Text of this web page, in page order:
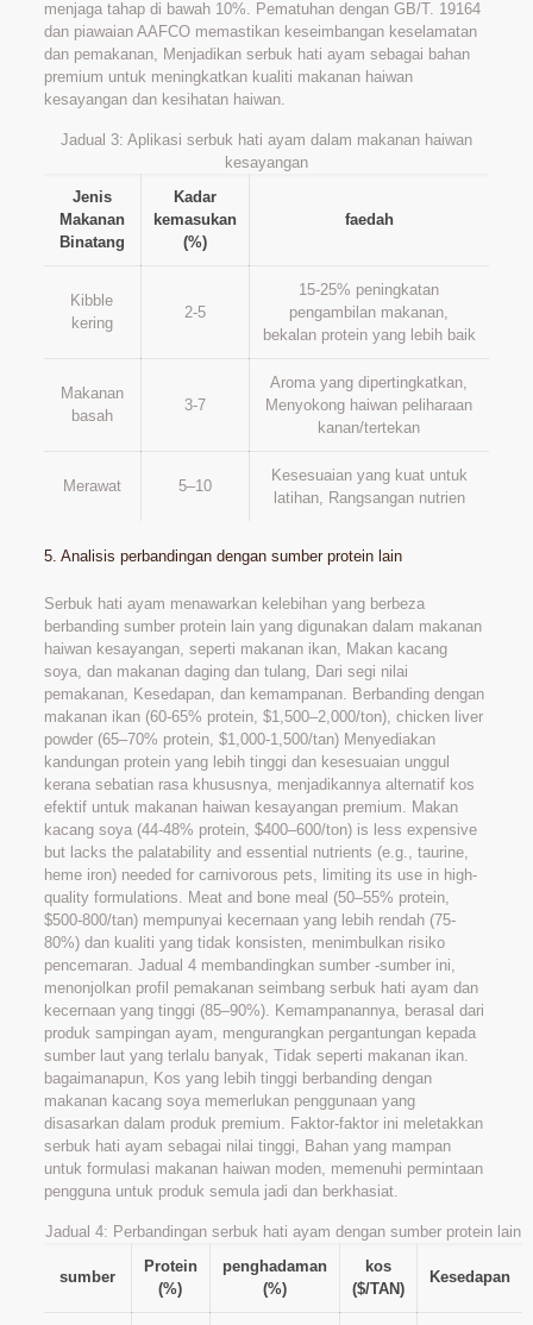
menjaga tahap di bawah 10%. Pematuhan dengan GB/T. 19164
dan piawaian AAFCO memastikan keseimbangan keselamatan
dan pemakanan, Menjadikan serbuk hati ayam sebagai bahan
premium untuk meningkatkan kualiti makanan haiwan
kesayangan dan kesihatan haiwan.
Jadual 3: Aplikasi serbuk hati ayam dalam makanan haiwan
kesayangan
Jenis
Makanan
Binatang
Kadar
kemasukan
(%)
faedah
Kibble
kering
2-5
15-25% peningkatan
pengambilan makanan,
bekalan protein yang lebih baik
Makanan
basah
3-7
Aroma yang dipertingkatkan,
Menyokong haiwan peliharaan
kanan/tertekan
Merawat 5–10
Kesesuaian yang kuat untuk
latihan, Rangsangan nutrien
5. Analisis perbandingan dengan sumber protein lain
Serbuk hati ayam menawarkan kelebihan yang berbeza
berbanding sumber protein lain yang digunakan dalam makanan
haiwan kesayangan, seperti makanan ikan, Makan kacang
soya, dan makanan daging dan tulang, Dari segi nilai
pemakanan, Kesedapan, dan kemampanan. Berbanding dengan
makanan ikan (60-65% protein, $1,500–2,000/ton), chicken liver
powder (65–70% protein, $1,000-1,500/tan) Menyediakan
kandungan protein yang lebih tinggi dan kesesuaian unggul
kerana sebatian rasa khususnya, menjadikannya alternatif kos
efektif untuk makanan haiwan kesayangan premium. Makan
kacang soya (44-48% protein, $400–600/ton) is less expensive
but lacks the palatability and essential nutrients (e.g., taurine,
heme iron) needed for carnivorous pets, limiting its use in high-
quality formulations. Meat and bone meal (50–55% protein,
$500-800/tan) mempunyai kecernaan yang lebih rendah (75-
80%) dan kualiti yang tidak konsisten, menimbulkan risiko
pencemaran. Jadual 4 membandingkan sumber -sumber ini,
menonjolkan profil pemakanan seimbang serbuk hati ayam dan
kecernaan yang tinggi (85–90%). Kemampanannya, berasal dari
produk sampingan ayam, mengurangkan pergantungan kepada
sumber laut yang terlalu banyak, Tidak seperti makanan ikan.
bagaimanapun, Kos yang lebih tinggi berbanding dengan
makanan kacang soya memerlukan penggunaan yang
disasarkan dalam produk premium. Faktor-faktor ini meletakkan
serbuk hati ayam sebagai nilai tinggi, Bahan yang mampan
untuk formulasi makanan haiwan moden, memenuhi permintaan
pengguna untuk produk semula jadi dan berkhasiat.
Jadual 4: Perbandingan serbuk hati ayam dengan sumber protein lain
sumber
Protein
(%)
penghadaman
(%)
kos
($/TAN)
Kesedapan